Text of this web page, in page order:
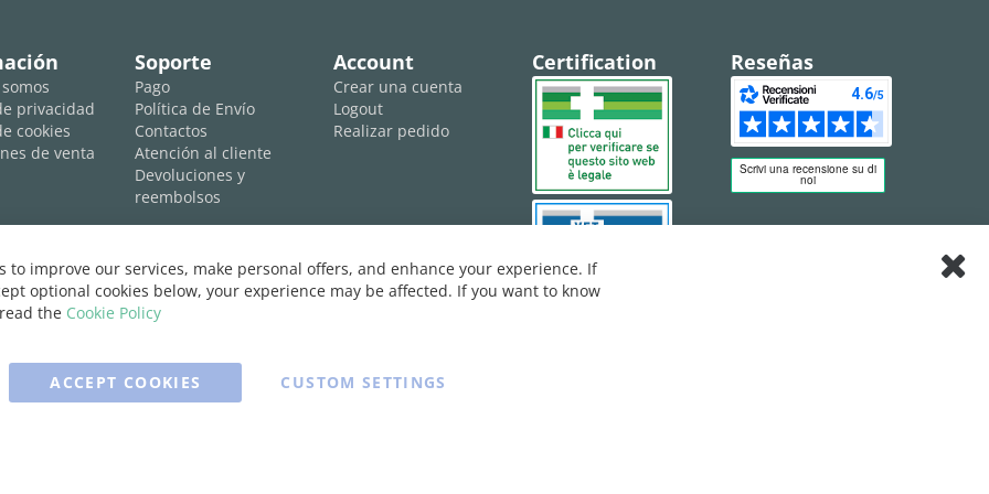
privacidad
cookies
de venta
Soporte
Pago
Política de Envío
Contactos
Atención al cliente
Devoluciones y
reembolsos
Account
Crear una cuenta
Logout
Realizar pedido
Certification Reseñas
to improve our services, make personal offers, and enhance your experience. If
optional cookies below, your experience may be affected. If you want to know
the Cookie Policy
ACCEPT COOKIES CUSTOM SETTINGS